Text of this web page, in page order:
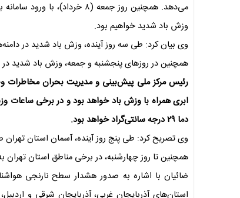
می‌دهد. همچنین روز جمعه (۸
وزش باد شدید خواهیم بود.
وی بیان کرد: طی سه روز آینده، وزش باد شدید در
همچنین در روزهای پنجشنبه و جمعه، وزش باد
رئیس مرکز ملی پیش‌بینی و مدیریت بحران مخاطرات
دما ۲۹ درجه سانتی‌گراد خواهد بود.
وی تصریح کرد: طی پنج روز آینده، آسمان استان
همچنین تا روز چهارشنبه، در برخی مناطق استان
ضائیان با اشاره به صدور هشدار سطح نارنجی
استان‌های آذربایجان غربی، آذربایجان شرقی و